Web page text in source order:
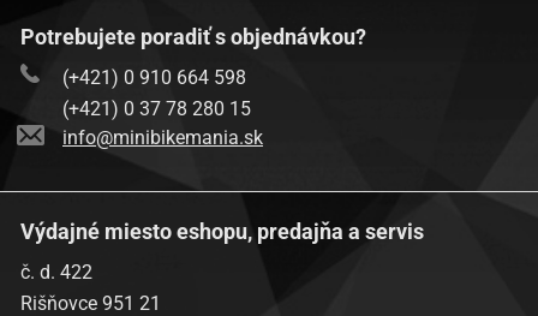
Potrebujete poradiť s objednávkou?
(+421) 0 910 664 598
(+421) 0 37 78 280 15
info@minibikemania.sk
Výdajné miesto eshopu, predajňa a servis
č. d. 422
Rišňovce 951 21